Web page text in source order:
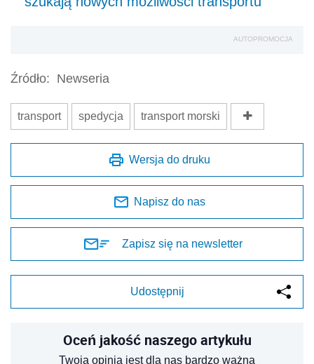
Napisz do nas
Oceń jakość naszego artykułu
Twoja opinia jest dla nas bardzo ważna